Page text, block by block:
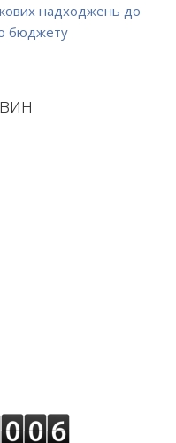
надходжень до
бюджету